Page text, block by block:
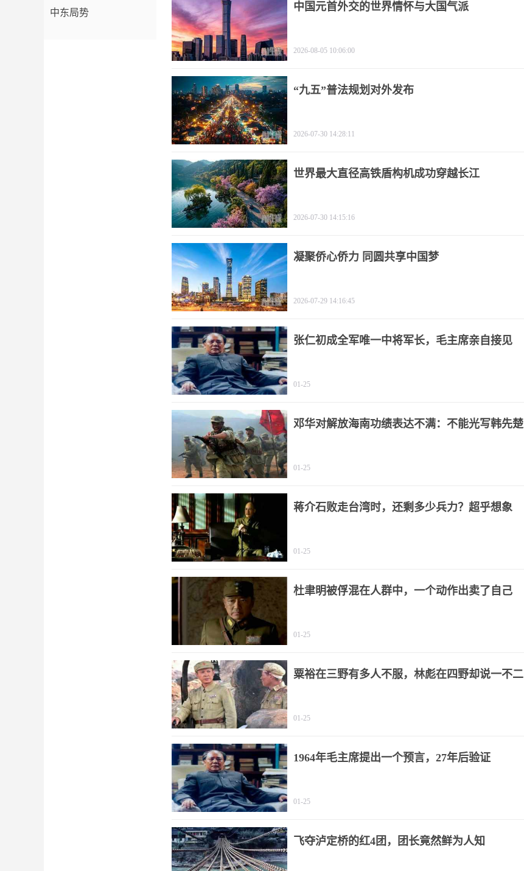
中东局势 中国元首外交的世界情怀与大国气派
2026-08-05 10:06:00
“九五”普法规划对外发布
2026-07-30 14:28:11
世界最大直径高铁盾构机成功穿越长江
2026-07-30 14:15:16
凝聚侨心侨力 同圆共享中国梦
2026-07-29 14:16:45
张仁初成全军唯一中将军长，毛主席亲自接见
01-25
邓华对解放海南功绩表达不满：不能光写韩先楚
01-25
蒋介石败走台湾时，还剩多少兵力？超乎想象
01-25
杜聿明被俘混在人群中，一个动作出卖了自己
01-25
粟裕在三野有多人不服，林彪在四野却说一不二
01-25
1964年毛主席提出一个预言，27年后验证
01-25
飞夺泸定桥的红4团，团长竟然鲜为人知